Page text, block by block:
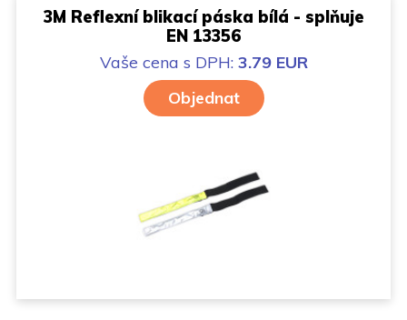
3M Reflexní blikací páska bílá - splňuje
EN 13356
Vaše cena s DPH: 3.79 EUR
Objednat